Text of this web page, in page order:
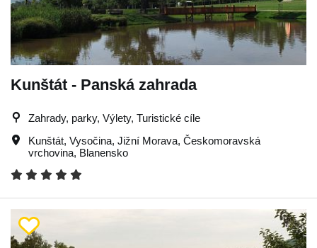
Kunštát - Panská zahrada
Zahrady, parky, Výlety, Turistické cíle
Kunštát, Vysočina, Jižní Morava, Českomoravská
vrchovina, Blanensko